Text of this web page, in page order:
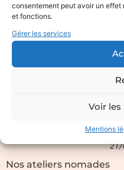
consentement peut avoir un
et fonctions.
Gérer les services
Voir les
Mentions
Nos
21/
Nos ateliers nomades